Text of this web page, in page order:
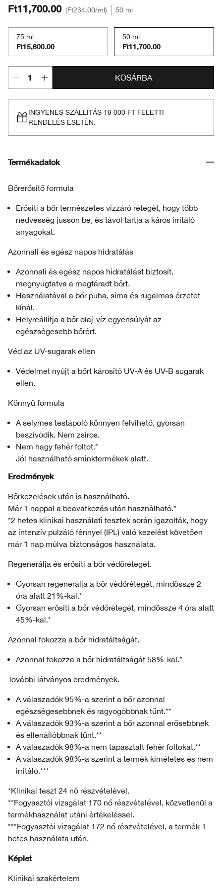
Ft11,700.00 Ft234.00/ml 50 ml
75 ml
Ft15,600.00
50 ml
Ft11,700.00
KOSÁRBA
INGYENES SZÁLLÍTÁS 19 000 FT FELETTI
RENDELÉS ESETÉN.
Termékadatok
Bőrerősítő formula
Erősíti a bőr természetes vízzáró rétegét, hogy több
nedvesség jusson be, és távol tartja a káros irritáló
anyagokat.
Azonnali és egész napos hidratálás
Azonnali és egész napos hidratálást biztosít,
megnyugtatva a megfáradt bőrt.
Használatával a bőr puha, sima és rugalmas érzetet
kínál.
Helyreállítja a bőr olaj-víz egyensúlyát az
egészségesebb bőrért.
Véd az UV-sugarak ellen
Védelmet nyújt a bőrt károsító UV-A és UV-B sugarak
ellen.
Könnyű formula
A selymes testápoló könnyen felvihető, gyorsan
beszívódik. Nem zsíros.
Nem hagy fehér foltot.*
Jól használható sminktermékek alatt.
Eredmények
Bőrkezelések után is használható.
Már 1 nappal a beavatkozás után használható.*
*2 hetes klinikai használati tesztek során igazolták, hogy
az intenzív pulzáló fénnyel (IPL) való kezelést követően
már 1 nap múlva biztonságos használata.
Regenerálja és erősíti a bőr védőrétegét.
Gyorsan regenerálja a bőr védőrétegét, mindössze 2
óra alatt 21%-kal.*
Gyorsan erősíti a bőr védőrétegét, mindössze 4 óra alatt
45%-kal.*
Azonnal fokozza a bőr hidratáltságát.
Azonnal fokozza a bőr hidratáltságát 58%-kal.*
További látványos eredmények.
A válaszadók 95%-a szerint a bőr azonnal
egészségesebbnek és ragyogóbbnak tűnt.**
A válaszadók 93%-a szerint a bőr azonnal erősebbnek
és ellenállóbbnak tűnt.**
A válaszadók 98%-a nem tapasztalt fehér foltokat.**
A válaszadók 98%-a szerint a termék kíméletes és nem
irritáló.***
*Klinikai teszt 24 nő részvételével.
**Fogyasztói vizsgálat 170 nő részvételével, közvetlenül a
termékhasználat utáni értékeléssel.
***Fogyasztói vizsgálat 172 nő részvételével, a termék 1
hetes használata után.
Képlet
Klinikai szakértelem